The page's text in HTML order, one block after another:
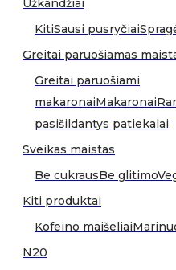
Užkandžiai
KitiSausi pusryčiai
Greitai paruošiamas
Greitai paruošiami
makaronaiMakaronai
pasišildantys patiekalai
Sveikas maistas
Be cukrausBe glitimo
Kiti produktai
Kofeino maišeliai
N20